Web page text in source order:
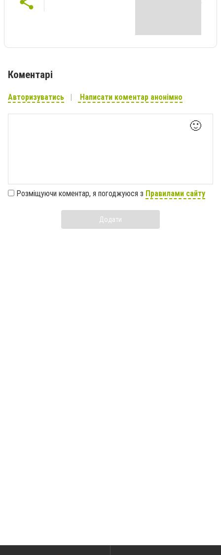
Коментарі
Авторизуватись Написати коментар анонімно
🙂
Розміщуючи коментар, я погоджуюся з Правилами сайту
Додати